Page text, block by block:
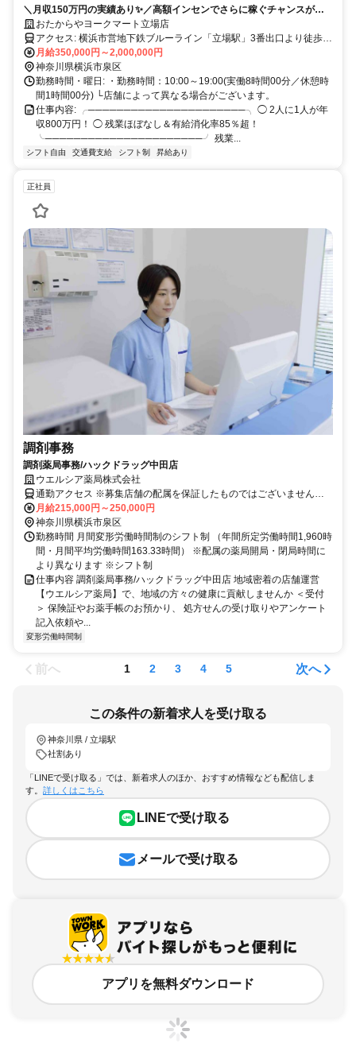
＼月収150万円の実績あり✨／高額インセンでさらに稼ぐチャンスがあ
ります❗ ✨賞与年2回✨入社祝い金あり ✅テレアポなし！✅残業ほぼなし
✅土日希望休もOK✅女性も活躍中✅研修サポートも充実❗
おたからやヨークマート立場店
アクセス: 横浜市営地下鉄ブルーライン「立場駅」3番出口より徒歩ス
グ 車通勤応相談
月給350,000円～2,000,000円
神奈川県横浜市泉区
勤務時間・曜日: ・勤務時間：10:00～19:00(実働8時間00分／休憩時
間1時間00分) └店舗によって異なる場合がございます。
仕事内容: ╭──────────────────────╮ ◯ 2人に1人が年
収800万円！ ◯ 残業ほぼなし＆有給消化率85％超！
╰──────────────────────╯ 残業...
シフト自由 交通費支給 シフト制 昇給あり
正社員
調剤事務
調剤薬局事務/ハックドラッグ中田店
ウエルシア薬局株式会社
通勤アクセス ※募集店舗の配属を保証したものではございませんの
で予めご了承ください ※配属店舗は上記店舗以外の可能性がござい
ます ※勤務店舗の指定は出来かねます。 勤務区分を下記の３つから
選択 ＜エリア職＞ 原則として転居を伴う異動はございません。 自宅
から50km圏内、通勤片道90分圏内での配属店舗となります。 ＜リー
ジョナル職＞ 異動の範囲は本拠地とその隣接県または直線距離で概
ね100km以内 ※社宅制度・赴任手当制度あり ＜ナショナル職＞ 全国
の店舗への異動あり ※社宅制度・赴任手当制度あり
月給215,000円～250,000円
神奈川県横浜市泉区
勤務時間 月間変形労働時間制のシフト制 （年間所定労働時間1,960時
間・月間平均労働時間163.33時間） ※配属の薬局開局・閉局時間に
より異なります ※シフト制
仕事内容 調剤薬局事務/ハックドラッグ中田店 地域密着の店舗運営
【ウエルシア薬局】で、地域の方々の健康に貢献しませんか ＜受付
＞ 保険証やお薬手帳のお預かり、 処方せんの受け取りやアンケート
記入依頼や...
変形労働時間制
前へ 1 2 3 4 5 次へ
この条件の新着求人を受け取る
神奈川県 / 立場駅
社割あり
「LINEで受け取る」では、新着求人のほか、おすすめ情報なども配信しま
す。 詳しくはこちら
LINEで受け取る
メールで受け取る
アプリを無料ダウンロード